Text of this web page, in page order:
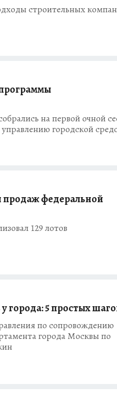
строительных
на первой очной
городской
продаж федеральной
129 лотов
города: 5 простых
по сопровождению
города Москвы по